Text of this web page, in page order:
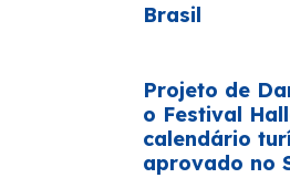
Brasil
Projeto de
o Festival
calendário
aprovado no